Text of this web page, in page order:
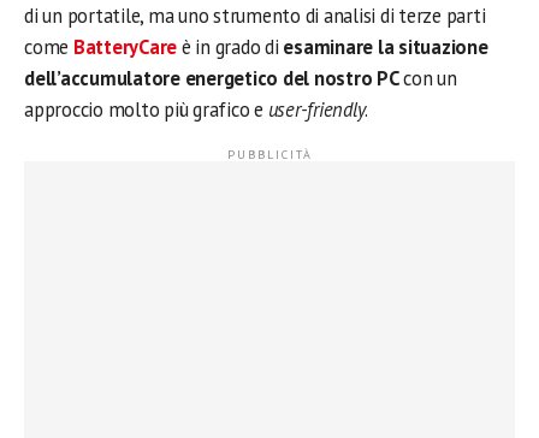
di un portatile, ma uno strumento di analisi di terze parti
come BatteryCareè in grado di esaminare la situazione
dell’accumulatore energetico del nostro PCcon un
approccio molto più grafico e user-friendly.